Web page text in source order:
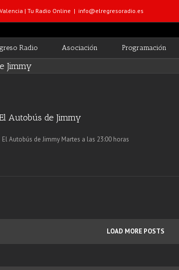
| Tu Radio Online | info@elregresoradio.es
Radio Asociación Programación
Jimmy
Autobús de Jimmy
El Autobús de Jimmy Martes a las 23:00 horas
LOAD MORE POSTS